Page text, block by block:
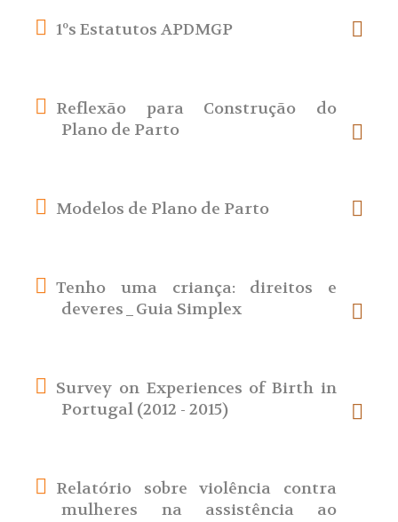
1ºs Estatutos APDMGP
Reflexão para Construção do
Plano de Parto
Modelos de Plano de Parto
Tenho uma criança: direitos e
deveres_Guia Simplex
Survey on Experiences of Birth in
Portugal (2012 - 2015)
Relatório sobre violência contra
mulheres na assistência ao